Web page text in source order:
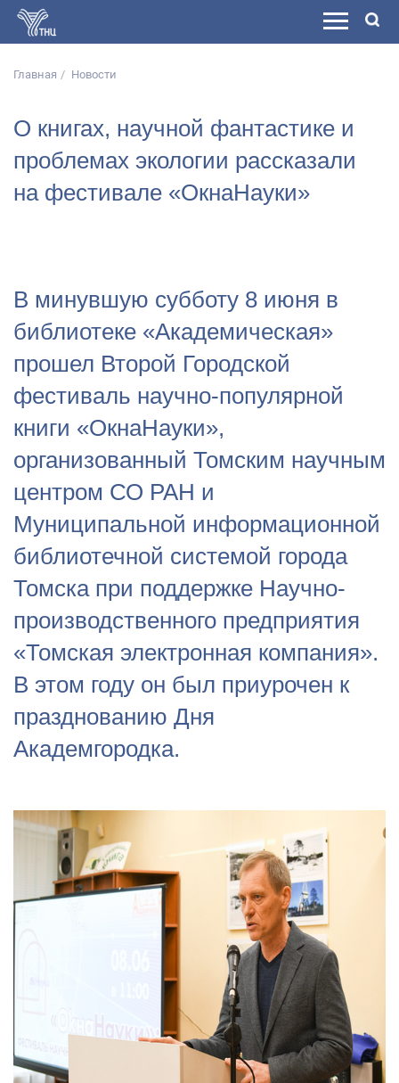
Главная Новости
О книгах, научной фантастике и
проблемах экологии рассказали
на фестивале «ОкнаНауки»
В минувшую субботу 8 июня в
библиотеке «Академическая»
прошел Второй Городской
фестиваль научно-популярной
книги «ОкнаНауки»,
организованный Томским научным
центром СО РАН и
Муниципальной информационной
библиотечной системой города
Томска при поддержке Научно-
производственного предприятия
«Томская электронная компания».
В этом году он был приурочен к
празднованию Дня
Академгородка.